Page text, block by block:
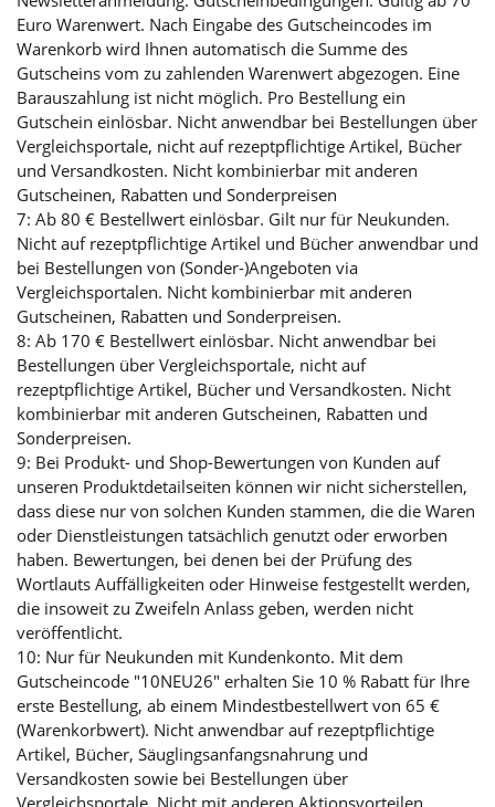
Euro Warenwert. Nach Eingabe des Gutscheincodes im
Warenkorb wird Ihnen automatisch die Summe des
Gutscheins vom zu zahlenden Warenwert abgezogen. Eine
Barauszahlung ist nicht möglich. Pro Bestellung ein
Gutschein einlösbar. Nicht anwendbar bei Bestellungen über
Vergleichsportale, nicht auf rezeptpflichtige Artikel, Bücher
und Versandkosten. Nicht kombinierbar mit anderen
Gutscheinen, Rabatten und Sonderpreisen
7: Ab 80 € Bestellwert einlösbar. Gilt nur für Neukunden.
Nicht auf rezeptpflichtige Artikel und Bücher anwendbar und
bei Bestellungen von (Sonder-)Angeboten via
Vergleichsportalen. Nicht kombinierbar mit anderen
Gutscheinen, Rabatten und Sonderpreisen.
8: Ab 170 € Bestellwert einlösbar. Nicht anwendbar bei
Bestellungen über Vergleichsportale, nicht auf
rezeptpflichtige Artikel, Bücher und Versandkosten. Nicht
kombinierbar mit anderen Gutscheinen, Rabatten und
Sonderpreisen.
9: Bei Produkt- und Shop-Bewertungen von Kunden auf
unseren Produktdetailseiten können wir nicht sicherstellen,
dass diese nur von solchen Kunden stammen, die die Waren
oder Dienstleistungen tatsächlich genutzt oder erworben
haben. Bewertungen, bei denen bei der Prüfung des
Wortlauts Auffälligkeiten oder Hinweise festgestellt werden,
die insoweit zu Zweifeln Anlass geben, werden nicht
veröffentlicht.
10: Nur für Neukunden mit Kundenkonto. Mit dem
Gutscheincode "10NEU26" erhalten Sie 10 % Rabatt für Ihre
erste Bestellung, ab einem Mindestbestellwert von 65 €
(Warenkorbwert). Nicht anwendbar auf rezeptpflichtige
Artikel, Bücher, Säuglingsanfangsnahrung und
Versandkosten sowie bei Bestellungen über
Vergleichsportale. Nicht mit anderen Aktionsvorteilen